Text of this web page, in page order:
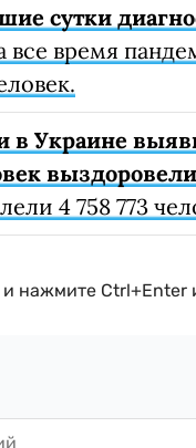
сутки
все время
Украине
выздоровели
4 758 773
нажмите Ctrl+Enter